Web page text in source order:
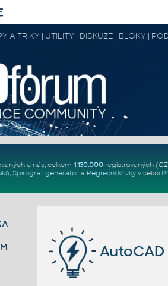
A TRIKY | UTILITY | DISKUZE | BLOKY |
u nás, celkem 1.130.000registrovaných
, Spirograf generátor a Regresní křivkyv sekci
AutoCAD